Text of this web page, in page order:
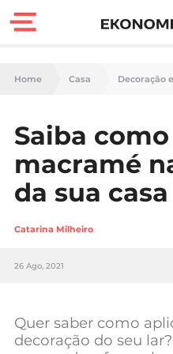
Finanças
Carreira
Casa
Lifestyle
Sociedade
Negócios
Home Casa Decoração
Saiba
macramé
da sua casa
Catarina Milheiro
26 Ago, 2021
Quer saber como
decoração do seu